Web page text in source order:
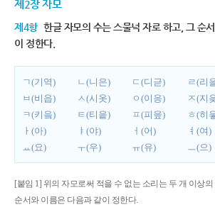
제2장 자모
제4항 한글 자모의 수는 스물넉 자로 하고, 그 순
이 정한다.
ㄱ(기역) ㄴ(니은) ㄷ(디귿) ㄹ(리
ㅂ(비읍)
ㅅ(시옷) ㅇ(이응) ㅈ(지
ㅋ(키읔)
ㅌ(티읕) ㅍ(피읖)
ㅎ(히
ㅏ(아)
ㅑ(야) ㅓ(어) ㅕ(여)
ㅛ(요)
ㅜ(우) ㅠ(유) ㅡ(으)
[붙임 1] 위의 자모로써 적을 수 없는 소리는 두 개 이상
순서와 이름은 다음과 같이 정한다.